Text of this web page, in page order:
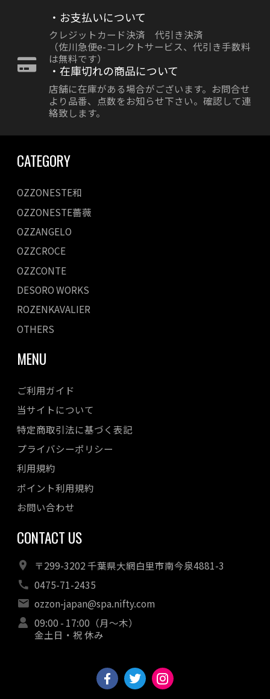
・お支払いについて
クレジットカード決済 代引き決済
（佐川急便e-コレクトサービス、代引き手数料
は無料です）
・在庫切れの商品について
店舗に在庫がある場合がございます。お問合せ
より品番、点数をお知らせ下さい。確認して連
絡致します。
CATEGORY
OZZONESTE和
OZZONESTE薔薇
OZZANGELO
OZZCROCE
OZZCONTE
DESORO WORKS
ROZENKAVALIER
OTHERS
MENU
ご利用ガイド
当サイトについて
特定商取引法に基づく表記
プライバシーポリシー
利用規約
ポイント利用規約
お問い合わせ
CONTACT US
〒299-3202 千葉県大網白里市南今泉4881-3
0475-71-2435
ozzon-japan@spa.nifty.com
09:00 - 17:00（月～木）
金土日・祝 休み